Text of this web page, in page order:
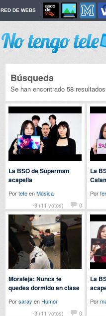
RED DE WEBS
Búsqueda
Se han encontrado 58
-9 (11 votos) 0
La BSO de Superman
acapella
PorteteenMúsica
La
Porfer
-3 (11 votos) 0
Moraleja: Nunca te
quedes dormido en clase
Porsaray en Humor
La
Por